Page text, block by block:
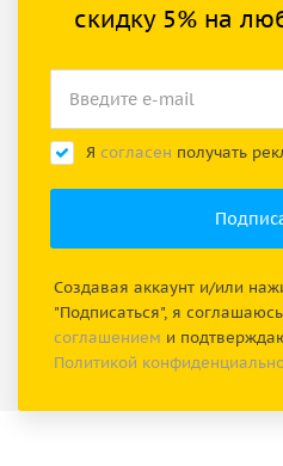
скидку 5% на
Я согласен получать
Создавая аккаунт и/или
"Подписаться", я
соглашением и
Политикой